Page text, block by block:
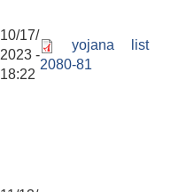
10/17/
2023 -
18:22
yojana list
2080-81